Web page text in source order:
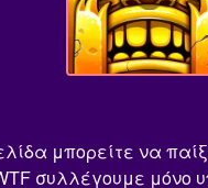
μπορείτε να
συλλέγουμε μόνο